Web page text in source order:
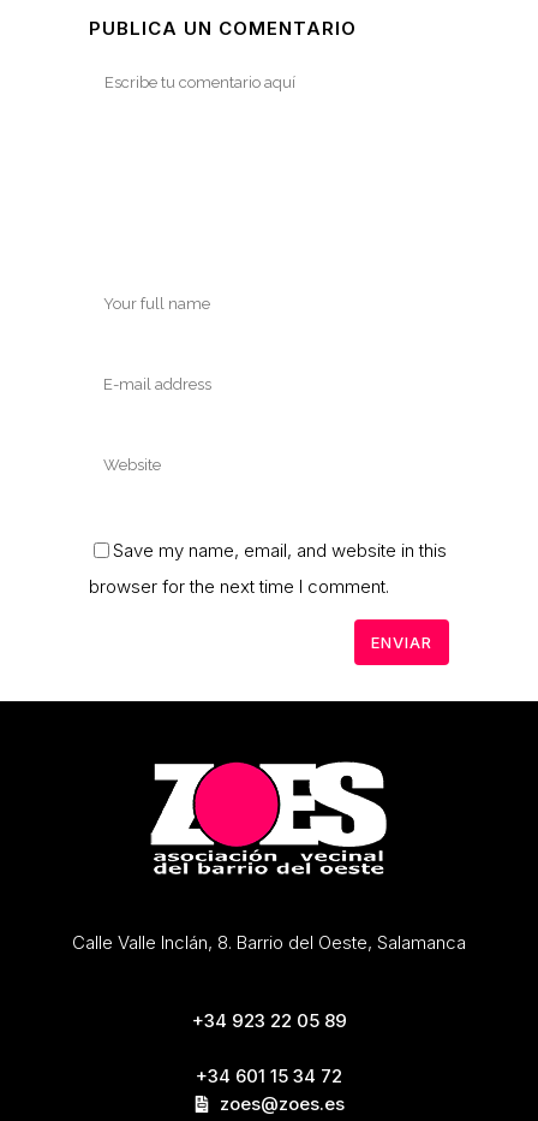
PUBLICA UN COMENTARIO
Save my name, email, and website in this
browser for the next time I comment.
Calle Valle Inclán, 8. Barrio del Oeste, Salamanca
+34 923 22 05 89
+34 601 15 34 72
zoes@zoes.es